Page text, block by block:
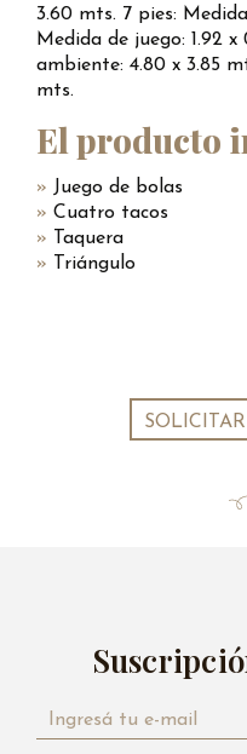
3.60 mts. 7 pies:
Medida de juego: 1.92
ambiente: 4.80 x 3.85
mts.
El producto
Juego de bolas
Cuatro tacos
Taquera
Triángulo